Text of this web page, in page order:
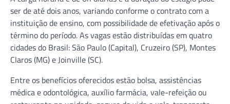
ser de até dois anos, variando conforme o contrato com a
instituição de ensino, com possibilidade de efetivação após o
término do período. As vagas estão distribuídas em quatro
cidades do Brasil: São Paulo (Capital), Cruzeiro (SP), Montes
Claros (MG) e Joinville (SC).
Entre os benefícios oferecidos estão bolsa, assistências
médica e odontológica, auxílio farmácia, vale-refeição ou